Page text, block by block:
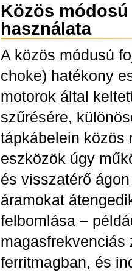
Közös
használata
A közös módusú
choke) hatékony
motorok által
szűrésére,
tápkábelein közös
eszközök úgy
és visszatérő
áramokat
felbomlása –
magasfrekvenciás
ferritmagban, és